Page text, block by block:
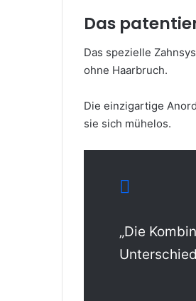
Das
Das spezielle
ohne Haarbruch.
Die einzigartige
sie sich mühelos.
„Die